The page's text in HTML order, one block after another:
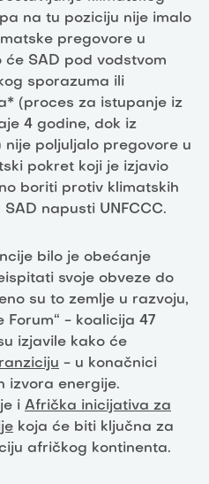
na tu poziciju nije imalo
pregovore u
SAD pod vodstvom
sporazuma ili
(proces za istupanje iz
4 godine, dok iz
nije poljuljalo pregovore u
pokret koji je izjavio
boriti protiv klimatskih
napusti UNFCCC.
bilo je obećanje
svoje obveze do
su to zemlje u razvoju,
Forum“ - koalicija 47
izjavile kako će
- u konačnici
izvora energije.
i Afrička inicijativa za
koja će biti ključna za
afričkog kontinenta.